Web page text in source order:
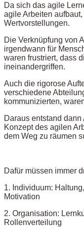
Da sich das agile
agile Arbeiten
Wertvorstellungen.
Die Verknüpfung von
irgendwann für
waren frustriert, dass
ineinandergriffen.
Auch die rigorose
verschiedene
kommunizierten,
Daraus entstand
Konzept des agilen
dem Weg zu räumen
Dafür müssen immer
1. Individuum:
Motivation
2. Organisation:
Rollenverteilung